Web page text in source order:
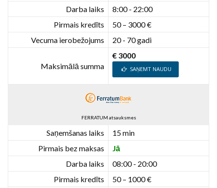
Darba laiks
8:00 - 22:00
Pirmais kredīts
50 – 3000 €
Vecuma ierobežojums
20 - 70 gadi
Maksimālā summa
€ 3000
SAŅEMT NAUDU
FERRATUM atsauksmes
Saņemšanas laiks
15 min
Pirmais bez maksas
Jā
Darba laiks
08:00 - 20:00
Pirmais kredīts
50 – 1000 €